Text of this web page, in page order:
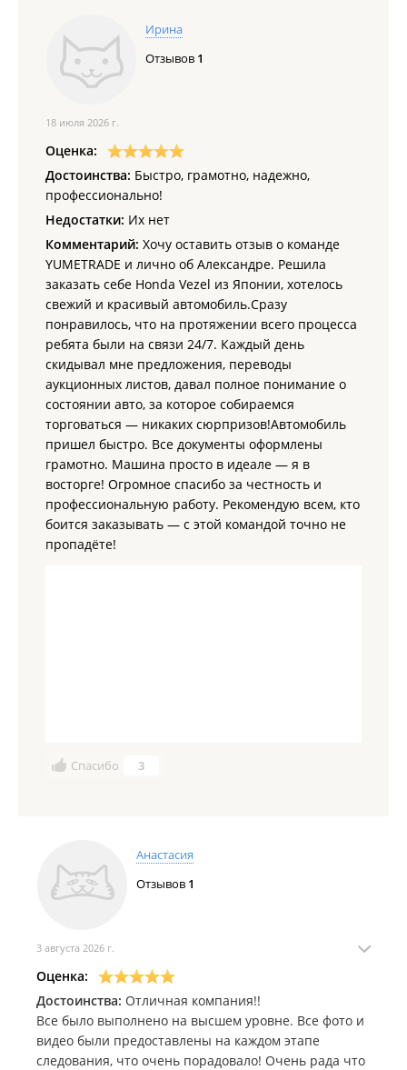
Ирина
Отзывов 1
18 июля 2026 г.
Оценка:
Достоинства: Быстро, грамотно, надежно,
профессионально!
Недостатки: Их нет
Комментарий: Хочу оставить отзыв о команде
YUMETRADE и лично об Александре. Решила
заказать себе Honda Vezel из Японии, хотелось
свежий и красивый автомобиль.Сразу
понравилось, что на протяжении всего процесса
ребята были на связи 24/7. Каждый день
скидывал мне предложения, переводы
аукционных листов, давал полное понимание о
состоянии авто, за которое собираемся
торговаться — никаких сюрпризов!Автомобиль
пришел быстро. Все документы оформлены
грамотно. Машина просто в идеале — я в
восторге! Огромное спасибо за честность и
профессиональную работу. Рекомендую всем, кто
боится заказывать — с этой командой точно не
пропадёте!
Спасибо 3
Анастасия
Отзывов 1
3 августа 2026 г.
Оценка:
Достоинства: Отличная компания!!
Все было выполнено на высшем уровне. Все фото и
видео были предоставлены на каждом этапе
следования, что очень порадовало! Очень рада что